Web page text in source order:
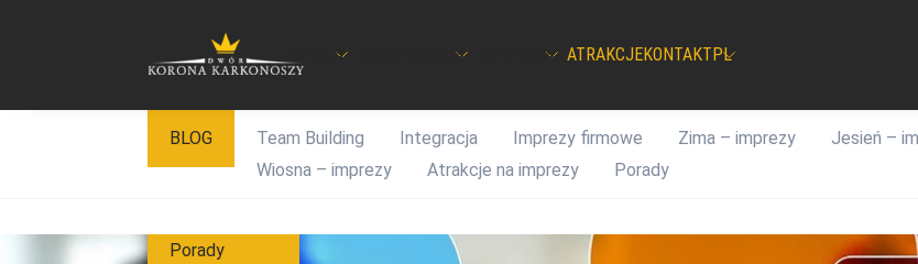
treści
OFERTA DWÓR KORONA KULINARIA ATRAKCJEKONTAKTPL
BLOG Team Building Integracja Imprezy firmowe Zima – imprezy Jesień –
Wiosna – imprezy
Atrakcje na imprezy Porady
Porady